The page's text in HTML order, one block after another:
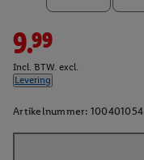
9.99
Incl. BTW. excl.
Levering
Artikelnummer: 100401054